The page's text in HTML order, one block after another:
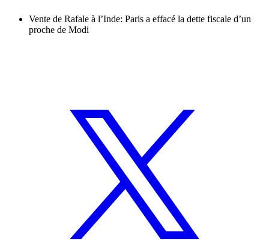
Vente de Rafale à l’Inde: Paris a effacé la dette fiscale d’un
proche de Modi